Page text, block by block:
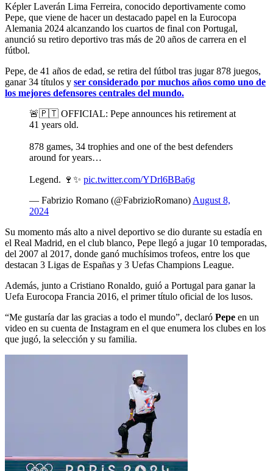
Képler Laverán Lima Ferreira, conocido deportivamente como
Pepe, que viene de hacer un destacado papel en la Eurocopa
Alemania 2024 alcanzando los cuartos de final con Portugal,
anunció su retiro deportivo tras más de 20 años de carrera en el
fútbol.
Pepe, de 41 años de edad, se retira del fútbol tras jugar 878 juegos,
ganar 34 títulos y ser considerado por muchos años como uno de
los mejores defensores centrales del mundo.
🚨🇵🇹 OFFICIAL: Pepe announces his retirement at
41 years old.
878 games, 34 trophies and one of the best defenders
around for years…
Legend. 🍷✨ pic.twitter.com/YDrl6BBa6g
— Fabrizio Romano (@FabrizioRomano) August 8,
2024
Su momento más alto a nivel deportivo se dio durante su estadía en
el Real Madrid, en el club blanco, Pepe llegó a jugar 10 temporadas,
del 2007 al 2017, donde ganó muchísimos trofeos, entre los que
destacan 3 Ligas de Españas y 3 Uefas Champions League.
Además, junto a Cristiano Ronaldo, guió a Portugal para ganar la
Uefa Eurocopa Francia 2016, el primer título oficial de los lusos.
“Me gustaría dar las gracias a todo el mundo”, declaró Pepe en un
video en su cuenta de Instagram en el que enumera los clubes en los
que jugó, la selección y su familia.